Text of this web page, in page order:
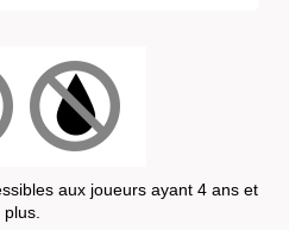
aux joueurs ayant 4 ans et
plus.